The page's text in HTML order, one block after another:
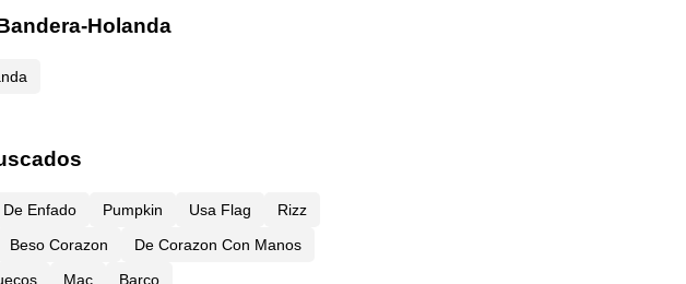
Holanda
De Enfado Pumpkin Usa Flag
Rizz
Beso Corazon
De Corazon Con Manos
Mac Barco